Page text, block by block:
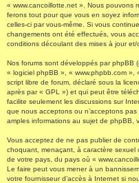
« www.cancoillotte.net ». Nous pouvons
ferons tout pour que vous en soyez
celles-ci par vous-même. Si vous
changements ont été effectués, vous
conditions découlant des mises à jour et/
Nos forums sont développés par phpBB
« logiciel phpBB », « www.phpbb.com
script libre de forum, déclaré sous la
après par « GPL ») et qui peut être
facilite seulement les discussions sur
que nous acceptons ou n’acceptons
amples informations au sujet de phpBB,
Vous acceptez de ne pas publier de
choquant, menaçant, à caractère
de votre pays, du pays où «
Le faire peut vous mener à un
votre fournisseur d’accès à Internet si